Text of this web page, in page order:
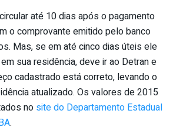
até 10 dias após o pagamento
o comprovante emitido pelo banco
Mas, se em até cinco dias úteis ele
sua residência, deve ir ao Detran e
cadastrado está correto, levando o
atualizado. Os valores de 2015
no site do Departamento Estadual
.